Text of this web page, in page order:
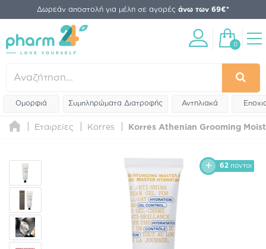
Δωρεάν αποστολή για μέλη σε αγορές άνω των 69€*
0
Ομορφιά Συμπληρώματα Διατροφής Αντηλιακά
Εταιρείες Korres Korres Athenian Grooming
62 πόντοι